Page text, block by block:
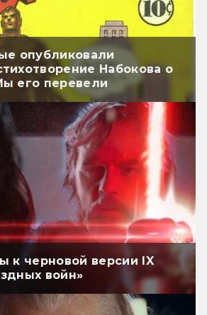
опубликовали
Набокова о
его перевели
к черновой версии IX
войн»